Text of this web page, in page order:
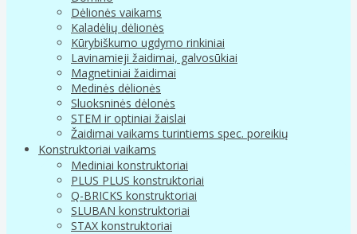
Dėlionės vaikams
Kaladėlių dėlionės
Kūrybiškumo ugdymo rinkiniai
Lavinamieji žaidimai, galvosūkiai
Magnetiniai žaidimai
Medinės dėlionės
Sluoksninės dėlonės
STEM ir optiniai žaislai
Žaidimai vaikams turintiems spec. poreikių
Konstruktoriai vaikams
Mediniai konstruktoriai
PLUS PLUS konstruktoriai
Q-BRICKS konstruktoriai
SLUBAN konstruktoriai
STAX konstruktoriai